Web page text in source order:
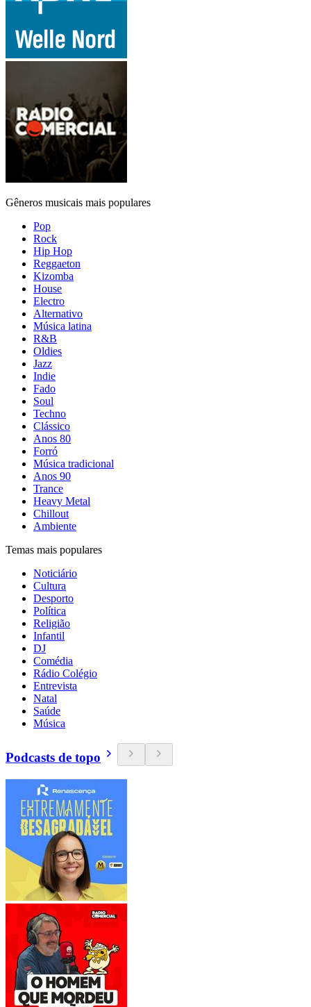
Gêneros musicais mais populares
Pop
Rock
Hip Hop
Reggaeton
Kizomba
House
Electro
Alternativo
Música latina
R&B
Oldies
Jazz
Indie
Fado
Soul
Techno
Clássico
Anos 80
Forró
Música tradicional
Anos 90
Trance
Heavy Metal
Chillout
Ambiente
Temas mais populares
Noticiário
Cultura
Desporto
Política
Religião
Infantil
DJ
Comédia
Rádio Colégio
Entrevista
Natal
Saúde
Música
Podcasts de topo